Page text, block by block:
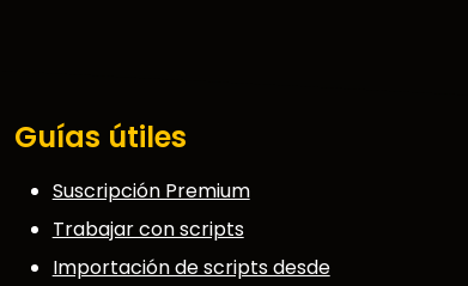
Guías útiles
Suscripción Premium
Trabajar con scripts
Importación de scripts desde